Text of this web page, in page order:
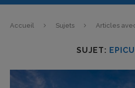
Accueil Sujets Articles
SUJET: